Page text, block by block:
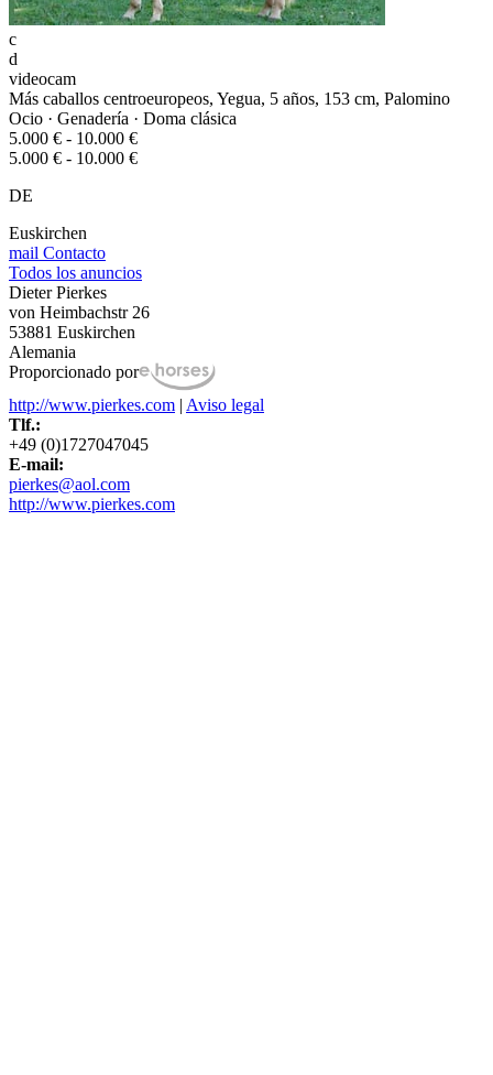
c
d
videocam
Más caballos centroeuropeos, Yegua, 5 años, 153 cm, Palomino
Ocio · Genadería · Doma clásica
5.000 € - 10.000 €
5.000 € - 10.000 €
DE
Euskirchen
mail Contacto
Todos los anuncios
Dieter Pierkes
von Heimbachstr 26
53881 Euskirchen
Alemania
Proporcionado por
http://www.pierkes.com Aviso legal
Tlf.:
+49 (0)1727047045
E-mail:
pierkes@aol.com
http://www.pierkes.com